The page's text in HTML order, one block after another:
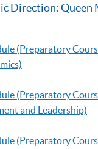
Direction:
(Preparatory
(Preparatory
and Leadership)
(Preparatory